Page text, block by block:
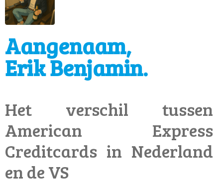
Aangenaam,
Erik Benjamin.
Het verschil tussen
American Express
Creditcards in Nederland
en de VS